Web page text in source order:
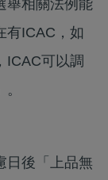
舉相關法例能
有ICAC，如
ICAC可以調
日後「上品無